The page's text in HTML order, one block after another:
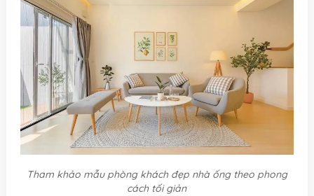
Tham khảo mẫu phòng khách đẹp nhà ống theo phong
cách tối giản